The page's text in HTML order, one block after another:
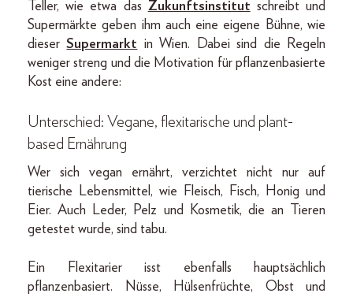
Teller, wie etwa das Zukunftsinstitut schreibt und
Supermärkte geben ihm auch eine eigene Bühne, wie
dieserSupermarkt in Wien. Dabei sind die Regeln
weniger streng und die Motivation für pflanzenbasierte
Kost eine andere:
Unterschied: Vegane, flexitarische und plant-
based Ernährung
Wer sich vegan ernährt, verzichtet nicht nur auf
tierische Lebensmittel, wie Fleisch, Fisch, Honig und
Eier. Auch Leder, Pelz und Kosmetik, die an Tieren
getestet wurde, sind tabu.
Ein Flexitarier isst ebenfalls hauptsächlich
pflanzenbasiert. Nüsse, Hülsenfrüchte, Obst und